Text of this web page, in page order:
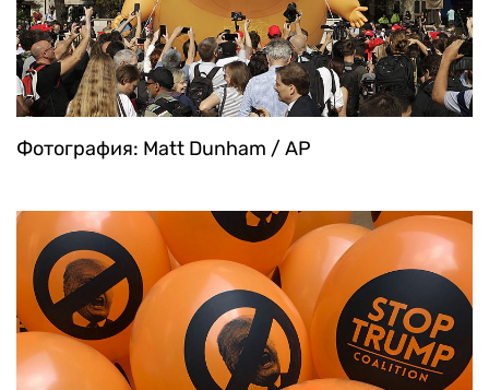
Фотография: Matt Dunham / AP